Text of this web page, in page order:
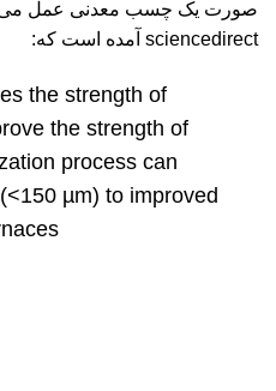
صورت یک چسب معدنی عمل می
sciencedirect آمده است که:
the strength of
the strength of
process can
µm) to improved